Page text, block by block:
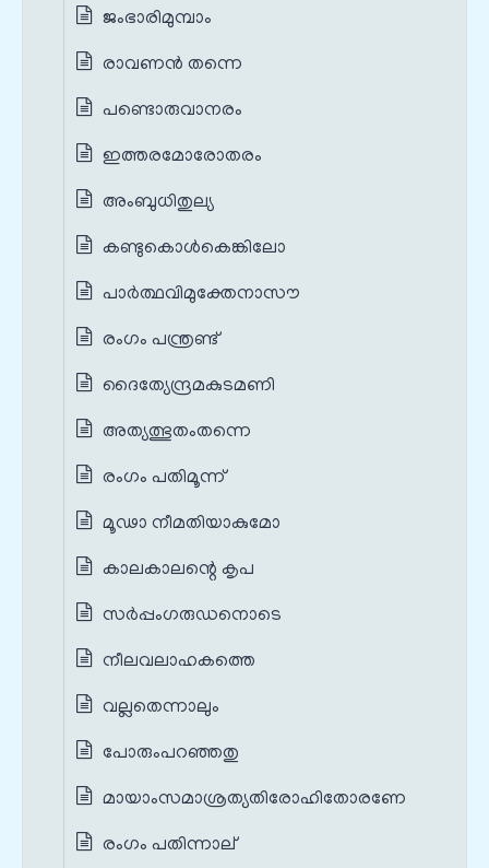
ജംഭാരിമുമ്പാം
രാവണന്‍ തന്നെ
പണ്ടൊരുവാനരം
ഇത്തരമോരോതരം
അംബുധിതുല്യ
കണ്ടുകൊള്‍കെങ്കിലോ
പാർത്ഥവിമുക്തേനാസൗ
രംഗം പന്ത്രണ്ട്‌
ദൈത്യേന്ദ്രമകുടമണി
അത്യത്ഭുതംതന്നെ
രംഗം പതിമൂന്ന്
മൂഢാ നീമതിയാകുമോ
കാലകാലന്റെ കൃപ
സർപ്പംഗരുഡനൊടെ
നീലവലാഹകത്തെ
വല്ലതെന്നാലും
പോരുംപറഞ്ഞതു
മായാംസമാശ്രത്യതിരോഹിതോരണേ
രംഗം പതിന്നാല്